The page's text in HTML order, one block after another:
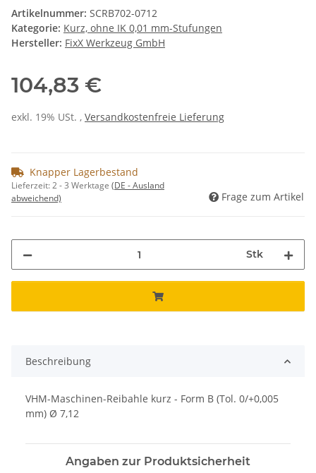
Artikelnummer: SCRB702-0712
Kategorie: Kurz, ohne IK 0,01 mm-Stufungen
Hersteller: FixX Werkzeug GmbH
104,83 €
exkl. 19% USt. , Versandkostenfreie Lieferung
Knapper Lagerbestand
Lieferzeit:2 - 3 Werktage (DE - Ausland
abweichend)
Frage zum Artikel
Stk
Beschreibung
VHM-Maschinen-Reibahle kurz - Form B (Tol. 0/+0,005
mm) Ø 7,12
Angaben zur Produktsicherheit